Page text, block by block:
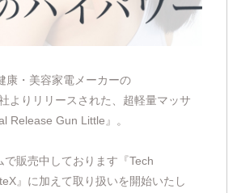
康・美容家電メーカーの
社よりリリースされた、超軽量マッサ
Release Gun Little』。
で販売中しております『Tech
』に加えて取り扱いを開始いたし